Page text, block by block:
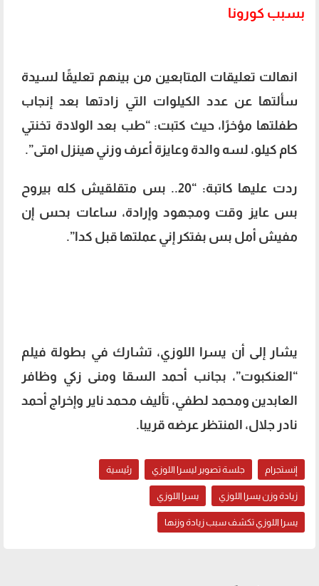
بسبب كورونا
انهالت تعليقات المتابعين من بينهم تعليقًا لسيدة
سألتها عن عدد الكيلوات التي زادتها بعد إنجاب
طفلتها مؤخرًا، حيث كتبت: “طب بعد الولادة تخنتي
كام كيلو، لسه والدة وعايزة أعرف وزني هينزل امتى”.
ردت عليها كاتبة: “20.. بس متقلقيش كله بيروح
بس عايز وقت ومجهود وإرادة، ساعات بحس إن
مفيش أمل بس بفتكر إني عملتها قبل كدا”.
يشار إلى أن يسرا اللوزي، تشارك في بطولة فيلم
“العنكبوت”، بجانب أحمد السقا ومنى زكي وظافر
العابدين ومحمد لطفي، تأليف محمد ناير وإخراج أحمد
نادر جلال، المنتظر عرضه قريبا.
إنستجرام جلسة تصوير ليسرا اللوزي رئيسية
زيادة وزن يسرا اللوزي يسرا اللوزي
يسرا اللوزي تكشف سبب زيادة وزنها